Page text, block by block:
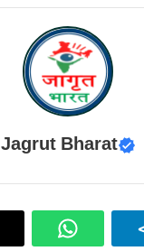
Jagrut Bharat